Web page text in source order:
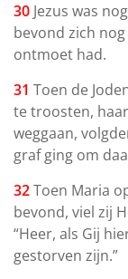
30 Jezus was
bevond zich
ontmoet had.
31 Toen de
te troosten,
weggaan,
graf ging om
32Toen Maria
bevond, viel zij
“Heer, als Gij
gestorven zijn.”